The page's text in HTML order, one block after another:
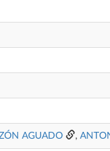
AGUADO ,